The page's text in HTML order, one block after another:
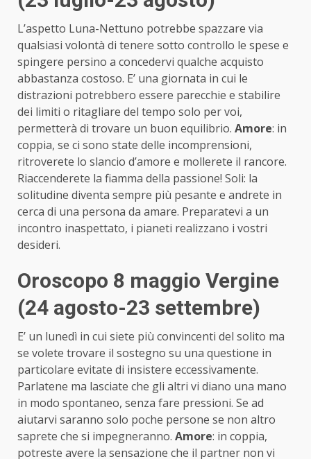
L’aspetto Luna-Nettuno potrebbe spazzare via
qualsiasi volontà di tenere sotto controllo le spese e
spingere persino a concedervi qualche acquisto
abbastanza costoso. E’ una giornata in cui le
distrazioni potrebbero essere parecchie e stabilire
dei limiti o ritagliare del tempo solo per voi,
permetterà di trovare un buon equilibrio. Amore: in
coppia, se ci sono state delle incomprensioni,
ritroverete lo slancio d’amore e mollerete il rancore.
Riaccenderete la fiamma della passione! Soli: la
solitudine diventa sempre più pesante e andrete in
cerca di una persona da amare. Preparatevi a un
incontro inaspettato, i pianeti realizzano i vostri
desideri.
Oroscopo 8 maggio Vergine
(24 agosto-23 settembre)
E’ un lunedì in cui siete più convincenti del solito ma
se volete trovare il sostegno su una questione in
particolare evitate di insistere eccessivamente.
Parlatene ma lasciate che gli altri vi diano una mano
in modo spontaneo, senza fare pressioni. Se ad
aiutarvi saranno solo poche persone se non altro
saprete che si impegneranno. Amore: in coppia,
potreste avere la sensazione che il partner non vi